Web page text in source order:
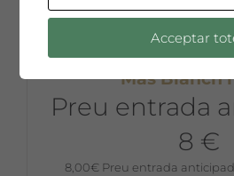
5 de juliol de 2025.
Campàs +
d’Eloy Sarrat + tast
Mas Blanch
Preu entrada
8 €
8,00€ Preu entrada
Acceptar